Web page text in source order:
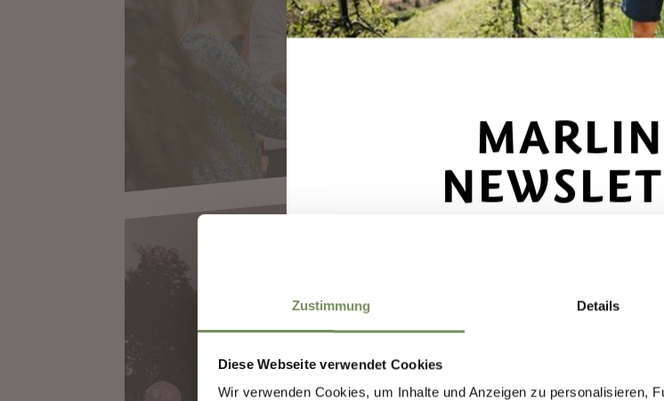
Zustimmung Details
Diese Webseite verwendet Cookies
Wir verwenden Cookies, um Inhalte und Anzeigen zu personalisieren,
Veranstaltungen und versteckte